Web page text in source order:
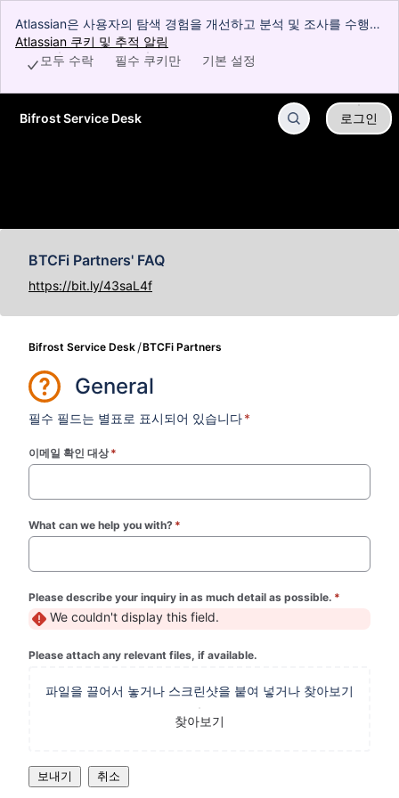
Atlassian은 사용자의 탐색 경험을 개선하고 분석 및 조사를 수행하
고 광고하기 위해 쿠키를 사용합니다. Atlassian이 사용자의 기기에
서 쿠키를 사용하는 데 동의한다는 것을 표시하려면 모든 쿠키를 수
Atlassian 쿠키 및 추적 알림
기본 설정
필수 쿠키만
모두 수락
주요 콘텐츠로 건너뛰기
Bifrost Service Desk 로그인
BTCFi Partners' FAQ
https://bit.ly/43saL4f
Bifrost Service Desk BTCFi Partners
General
필수 필드는 별표로 표시되어 있습니다*
이메일 확인 대상*
What can we help you with? *
Please describe your inquiry in as much detail as possible. *
We couldn't display this field.
Please attach any relevant files, if available.
파일을 끌어서 놓거나 스크린샷을 붙여 넣거나 찾아보기
찾아보기
보내기 취소